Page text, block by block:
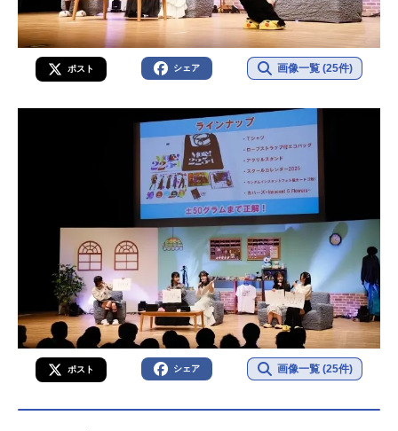
ポスト シェア 画像一覧 (25件)
ポスト シェア 画像一覧 (25件)